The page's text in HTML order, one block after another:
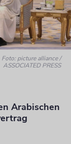
Foto: picture alliance /
ASSOCIATED PRESS
Arabischen